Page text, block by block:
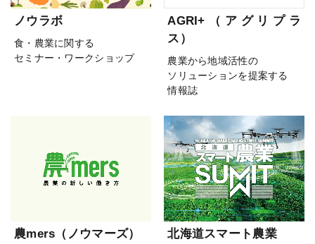
ノウラボ
食・農業に関する
セミナー・ワークショップ
AGRI+（アグリプラ
ス）
農業から地域活性の
ソリューションを提案する
情報誌
農mers（ノウマーズ）
北海道スマート農業